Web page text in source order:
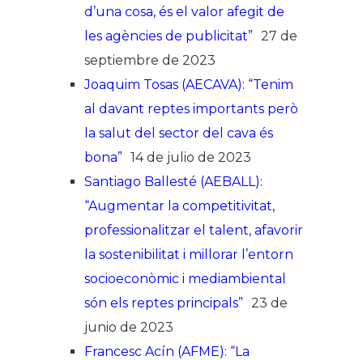
d’una cosa, és el valor afegit de
les agències de publicitat” 27 de
septiembre de 2023
Joaquim Tosas (AECAVA): “Tenim
al davant reptes importants però
la salut del sector del cava és
bona” 14 de julio de 2023
Santiago Ballesté (AEBALL):
“Augmentar la competitivitat,
professionalitzar el talent, afavorir
la sostenibilitat i millorar l’entorn
socioeconòmic i mediambiental
són els reptes principals” 23 de
junio de 2023
Francesc Acín (AFME): “La